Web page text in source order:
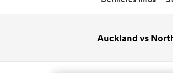
Auckland vs